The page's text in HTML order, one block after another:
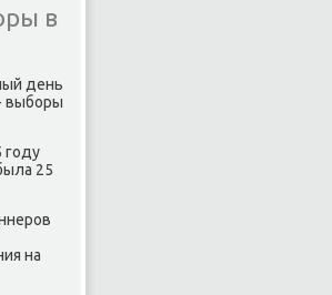
в
день
выборы
году
25
на